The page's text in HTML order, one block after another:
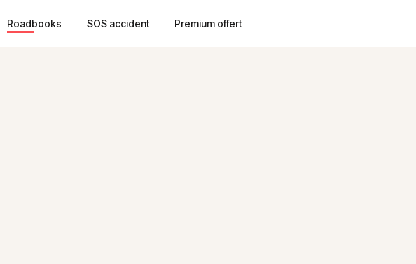
Roadbooks SOS accident Premium offert